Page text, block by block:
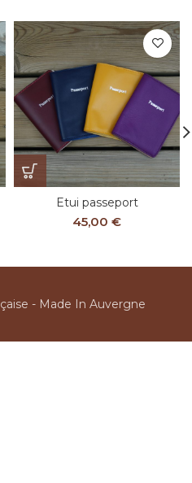
Etui passeport
45,00 €
- Made In Auvergne